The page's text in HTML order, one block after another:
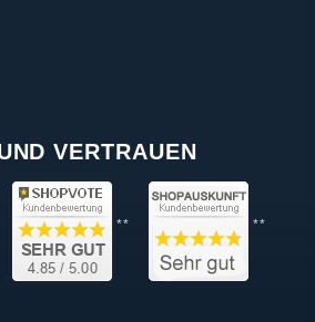
VERTRAUEN
** **